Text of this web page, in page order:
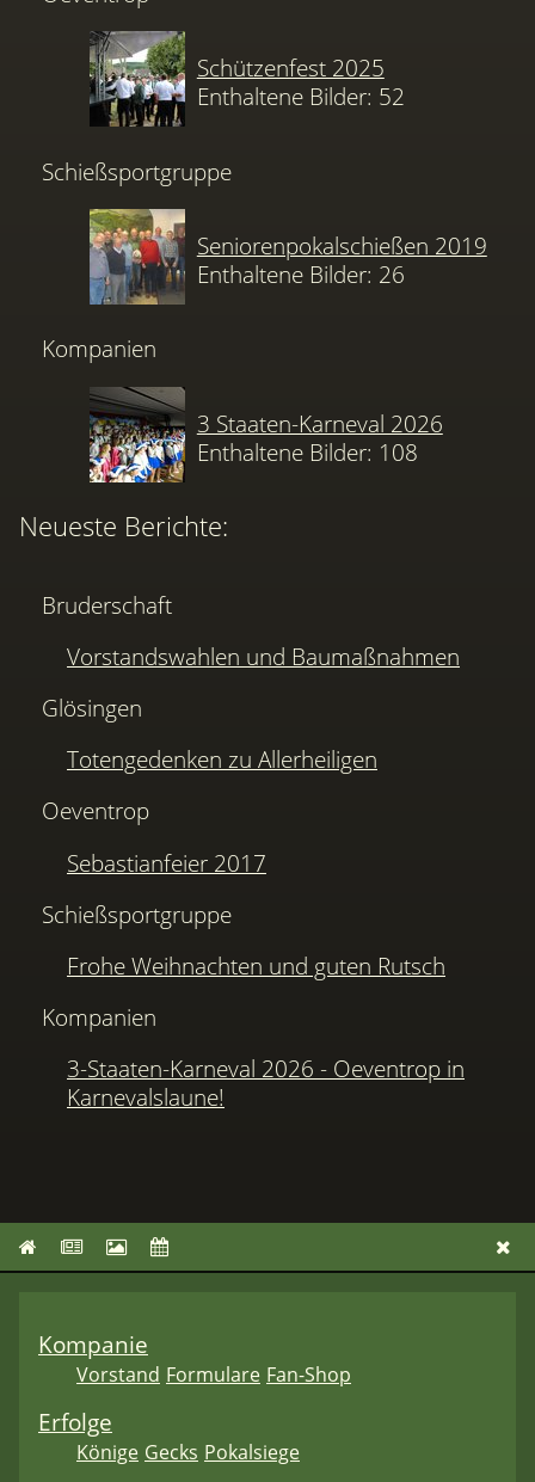
Schützenfest 2025
Enthaltene Bilder: 52
Schießsportgruppe
Seniorenpokalschießen 2019
Enthaltene Bilder: 26
Kompanien
3 Staaten-Karneval 2026
Enthaltene Bilder: 108
Neueste Berichte:
Bruderschaft
Vorstandswahlen und Baumaßnahmen
Glösingen
Totengedenken zu Allerheiligen
Oeventrop
Sebastianfeier 2017
Schießsportgruppe
Frohe Weihnachten und guten Rutsch
Kompanien
3-Staaten-Karneval 2026 - Oeventrop in
Karnevalslaune!
Kompanie
Vorstand Formulare Fan-Shop
Erfolge
Könige Gecks Pokalsiege